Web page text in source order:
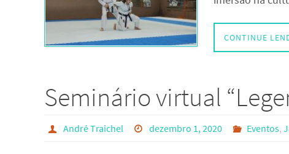
CONTINUE
Seminário virtual
André Traichel dezembro 1, 2020 Eventos,